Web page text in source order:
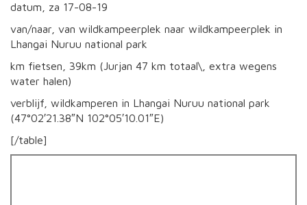
datum, za 17-08-19
van/naar, van wildkampeerplek naar wildkampeerplek in
Lhangai Nuruu national park
km fietsen, 39km (Jurjan 47 km totaal\, extra wegens
water halen)
verblijf, wildkamperen in Lhangai Nuruu national park
(47°02′21.38″N 102°05′10.01″E)
[/table]